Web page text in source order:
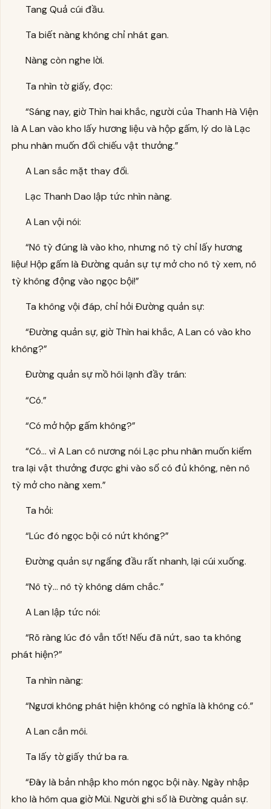
Tang Quả cúi đầu.
Ta biết nàng không chỉ nhát gan.
Nàng còn nghe lời.
Ta nhìn tờ giấy, đọc:
“Sáng nay, giờ Thìn hai khắc, người của Thanh Hà Viện
là A Lan vào kho lấy hương liệu và hộp gấm, lý do là Lạc
phu nhân muốn đối chiếu vật thưởng.”
A Lan sắc mặt thay đổi.
Lạc Thanh Dao lập tức nhìn nàng.
A Lan vội nói:
“Nô tỳ đúng là vào kho, nhưng nô tỳ chỉ lấy hương
liệu! Hộp gấm là Đường quản sự tự mở cho nô tỳ xem, nô
tỳ không động vào ngọc bội!”
Ta không vội đáp, chỉ hỏi Đường quản sự:
“Đường quản sự, giờ Thìn hai khắc, A Lan có vào kho
không?”
Đường quản sự mồ hôi lạnh đầy trán:
“Có.”
“Có mở hộp gấm không?”
“Có… vì A Lan cô nương nói Lạc phu nhân muốn kiểm
tra lại vật thưởng được ghi vào sổ có đủ không, nên nô
tỳ mở cho nàng xem.”
Ta hỏi:
“Lúc đó ngọc bội có nứt không?”
Đường quản sự ngẩng đầu rất nhanh, lại cúi xuống.
“Nô tỳ… nô tỳ không dám chắc.”
A Lan lập tức nói:
“Rõ ràng lúc đó vẫn tốt! Nếu đã nứt, sao ta không
phát hiện?”
Ta nhìn nàng:
“Ngươi không phát hiện không có nghĩa là không có.”
A Lan cắn môi.
Ta lấy tờ giấy thứ ba ra.
“Đây là bản nhập kho món ngọc bội này. Ngày nhập
kho là hôm qua giờ Mùi. Người ghi sổ là Đường quản sự.